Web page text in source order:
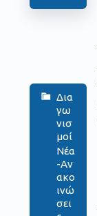
Δια
γω
νισ
μοί
Νέα
-Αν
ακο
ινώ
σει